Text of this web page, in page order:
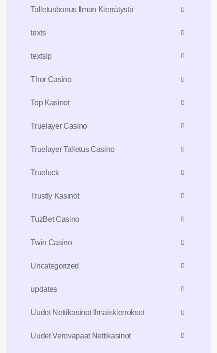
Talletusbonus Ilman Kierrätystä
texts
textslp
Thor Casino
Top Kasinot
Truelayer Casino
Truelayer Talletus Casino
Trueluck
Trustly Kasinot
TuzBet Casino
Twin Casino
Uncategorized
updates
Uudet Nettikasinot Ilmaiskierrokset
Uudet Verovapaat Nettikasinot